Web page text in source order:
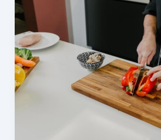
untuk
Data
Center
dan
Cara
Kerjanya